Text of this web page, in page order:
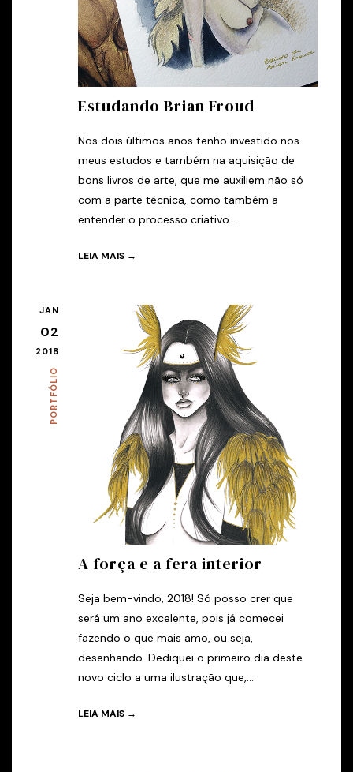
Estudando Brian Froud
Nos dois últimos anos tenho investido nos
meus estudos e também na aquisição de
bons livros de arte, que me auxiliem não só
com a parte técnica, como também a
entender o processo criativo...
LEIA MAIS →
JAN
02
2018
PORTFÓLIO
A força e a fera interior
Seja bem-vindo, 2018! Só posso crer que
será um ano excelente, pois já comecei
fazendo o que mais amo, ou seja,
desenhando. Dediquei o primeiro dia deste
novo ciclo a uma ilustração que,...
LEIA MAIS →